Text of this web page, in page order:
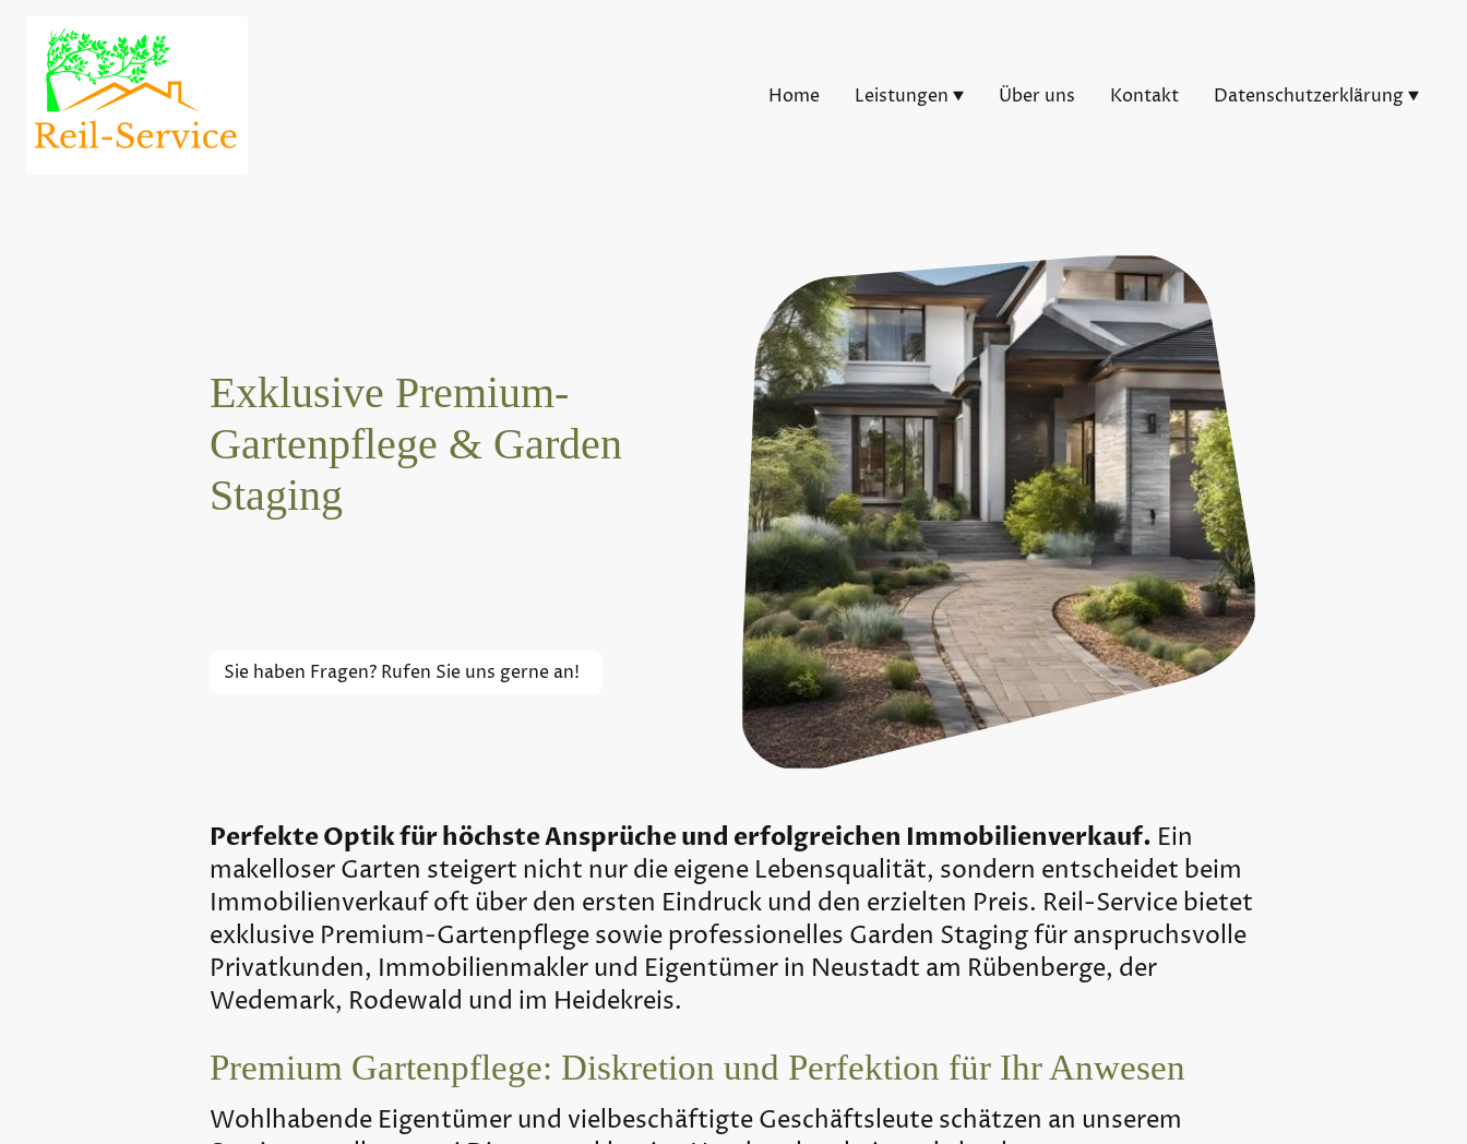
Home Leistungen Über uns Kontakt Datenschutzerklärung
Exklusive Premium-
Gartenpflege & Garden
Staging
Sie haben Fragen? Rufen Sie uns gerne an!
Perfekte Optik für höchste Ansprüche und erfolgreichen Immobilienverkauf. Ein
makelloser Garten steigert nicht nur die eigene Lebensqualität, sondern entscheidet beim
Immobilienverkauf oft über den ersten Eindruck und den erzielten Preis. Reil-Service bietet
exklusive Premium-Gartenpflege sowie professionelles Garden Staging für anspruchsvolle
Privatkunden, Immobilienmakler und Eigentümer in Neustadt am Rübenberge, der
Wedemark, Rodewald und im Heidekreis.
Premium Gartenpflege: Diskretion und Perfektion für Ihr Anwesen
Wohlhabende Eigentümer und vielbeschäftigte Geschäftsleute schätzen an unserem